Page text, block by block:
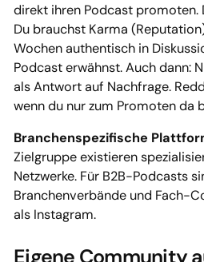
direkt ihren Podcast promoten.
Du brauchst Karma
Wochen authentisch in
Podcast erwähnst. Auch dann:
als Antwort auf Nachfrage.
wenn du nur zum Promoten da
Branchenspezifische
Zielgruppe existieren
Netzwerke. Für B2B-Podcasts
Branchenverbände und Fach-
als Instagram.